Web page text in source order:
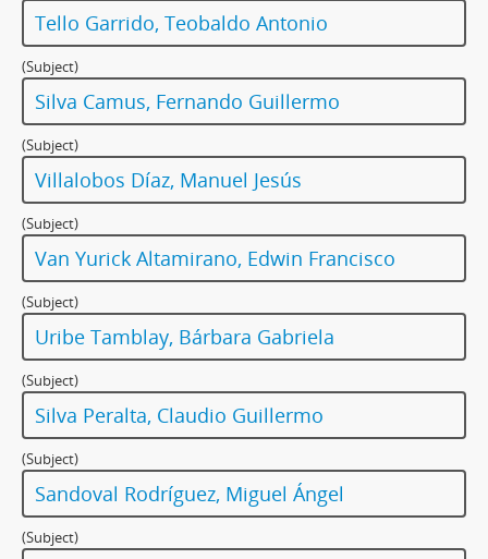
Tello Garrido, Teobaldo Antonio
(Subject)
Silva Camus, Fernando Guillermo
(Subject)
Villalobos Díaz, Manuel Jesús
(Subject)
Van Yurick Altamirano, Edwin Francisco
(Subject)
Uribe Tamblay, Bárbara Gabriela
(Subject)
Silva Peralta, Claudio Guillermo
(Subject)
Sandoval Rodríguez, Miguel Ángel
(Subject)